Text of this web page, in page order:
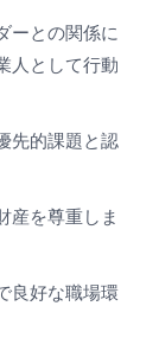
ーとの関係に
人として行動
先的課題と認
産を尊重しま
良好な職場環